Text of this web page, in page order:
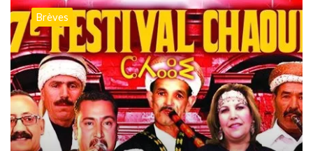
:
La
7ième
édition
du
festival
chaoui
sans
la
chanson
Brèves